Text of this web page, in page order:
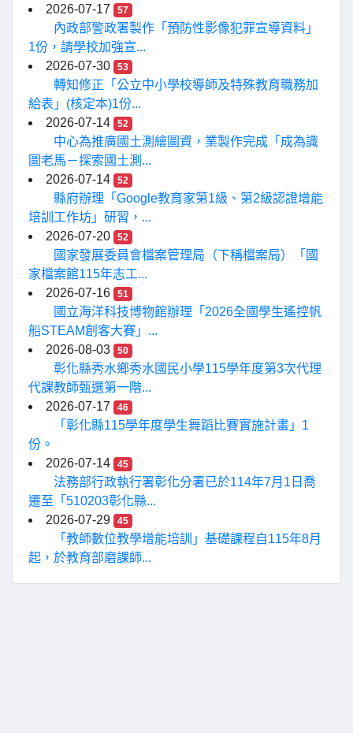
2026-07-17 57
內政部警政署製作「預防性影像犯罪宣導資料」
1份，請學校加強宣...
2026-07-30
53
轉知修正「公立中小學校導師及特殊教育職務加
給表」(核定本)1份...
2026-07-14
52
中心為推廣國土測繪圖資，業製作完成「成為識
圖老馬－探索國土測...
2026-07-14
52
縣府辦理「Google教育家第1級、第2級認證增能
培訓工作坊」研習，...
2026-07-20
52
國家發展委員會檔案管理局（下稱檔案局）「國
家檔案館115年志工...
2026-07-16
51
國立海洋科技博物館辦理「2026全國學生遙控帆
船STEAM創客大賽」...
2026-08-03
50
彰化縣秀水鄉秀水國民小學115學年度第3次代理
代課教師甄選第一階...
2026-07-17
46
「彰化縣115學年度學生舞蹈比賽實施計畫」1
份。
2026-07-14
45
法務部行政執行署彰化分署已於114年7月1日喬
遷至「510203彰化縣...
2026-07-29
45
「教師數位教學增能培訓」基礎課程自115年8月
起，於教育部磨課師...